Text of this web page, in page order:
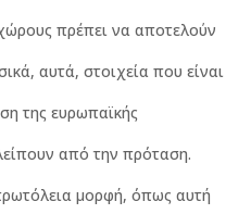
πρέπει να αποτελούν
αυτά, στοιχεία που είναι
της ευρωπαϊκής
από την πρόταση.
μορφή, όπως αυτή